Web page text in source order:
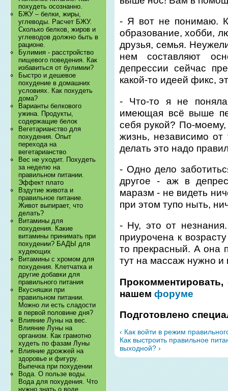
похудеть осознанно.
БЖУ – белки, жиры,
углеводы. Расчет БЖУ.
Сколько белков, жиров и
углеводов должно быть в
рационе.
Булимия - расстройство
пищевого поведения. Как
избавиться от булимии?
Быстро и дешевое
похудение в домашних
условиях. Как похудеть
дома?
Варианты белкового
ужина. Продукты,
содержащие белок
Вегетарианство для
похудения. Опыт
перехода на
вегетарианство
Вес не уходит. Похудеть
за неделю на
правильном питании.
Эффект плато
Вздутие живота и
правильное питание.
Живот выпирает, что
делать?
Витамины для
похудения. Какие
витамины принимать при
похудении? БАДЫ для
худеющих
Витамины с хромом для
похудения. Клетчатка и
другие добавки для
правильного питания
Вкусняшки при
правильном питании.
Можно ли есть сладости
в первой половине дня?
Влияние Луны на вес.
Влияние Луны на
организм. Как грамотно
худеть по фазам Луны
Влияние дрожжей на
здоровье и фигуру.
Выпечка при похудении
Вода. О пользе воды.
Вода для похудения. Что
нужно знать о воде
- Я вот не понимаю.
образование, хобби,
друзья, семья.
нем составляют
депрессии сейчас
какой-то идеей фикс,
- Что-то я не
имеющая всё выше
себя рукой? По-
жизнь, независимо от
делать это надо
- Одно дело
другое - аж в
маразм - не видеть
при этом тупо ныть,
- Ну, это от
приурочена к
то прекрасный. А она
тут на массаж нужно и
нашемфоруме
Подготовлено
‹ Как войти в режим
Как выстроить правильное
выходной? ›